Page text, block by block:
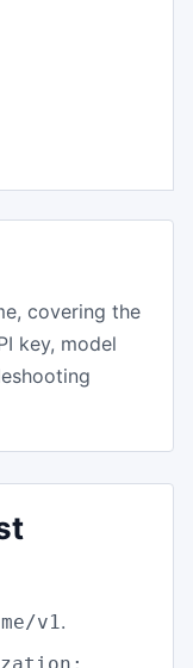
covering the
key, model
v1.